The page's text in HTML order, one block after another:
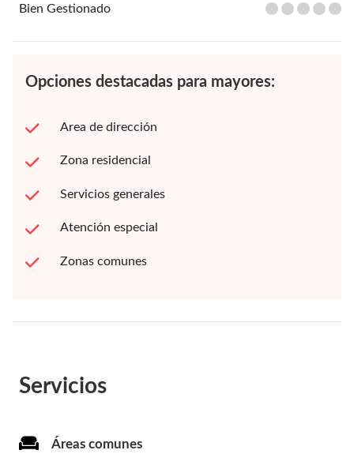
Bien Gestionado
Opciones destacadas para mayores:
Area de dirección
Zona residencial
Servicios generales
Atención especial
Zonas comunes
Servicios
Áreas comunes